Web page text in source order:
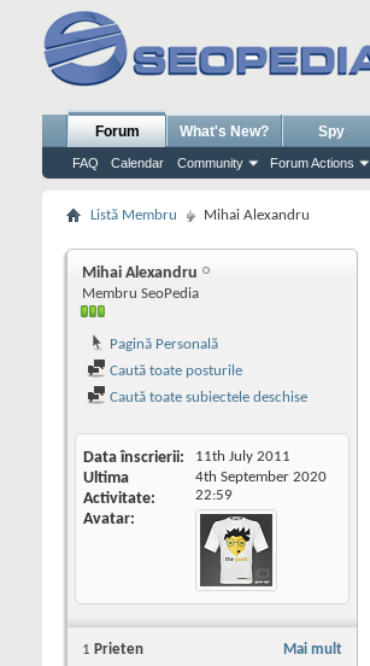
Forum
FAQ Calendar Community Forum Actions
What's New? Spy
Listă Membru Mihai Alexandru
Mihai Alexandru
Membru SeoPedia
Pagină Personală
Caută toate posturile
Caută toate subiectele deschise
Data înscrierii 11th July 2011
Ultima
Activitate
4th September 2020
22:59
Avatar
Mai mult
1 Prieten